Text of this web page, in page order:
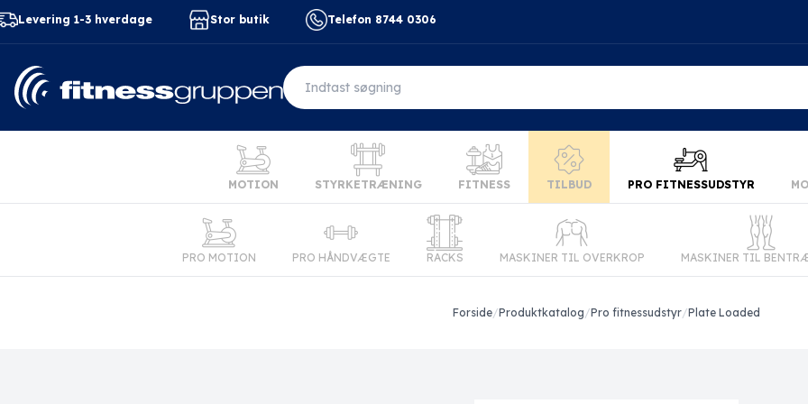
Levering 1-3 hverdage Stor butik Telefon 8744 0306
MOTION STYRKETRÆNING FITNESS TILBUD PRO FITNESSUDSTYR
PRO MOTION PRO HÅNDVÆGTE RACKS MASKINER TIL OVERKROP MASKINER TIL
Forside/Produktkatalog/Pro fitnessudstyr/Plate Loaded